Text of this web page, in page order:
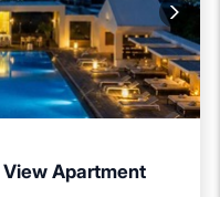
View Apartment